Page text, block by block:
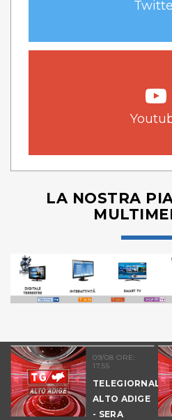
LA NOSTRA
09/08 ORE:
17.55
TELEGIORNALE
ALTO ADIGE
- SERA